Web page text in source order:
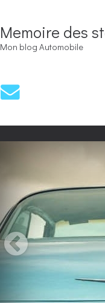
Memoire des
Mon blog Automobile